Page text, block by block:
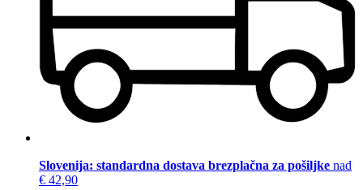
Slovenija: standardna dostava brezplačna za pošiljke nad
€ 42,90